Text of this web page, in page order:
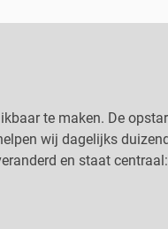
te maken. De
wij dagelijks
en staat